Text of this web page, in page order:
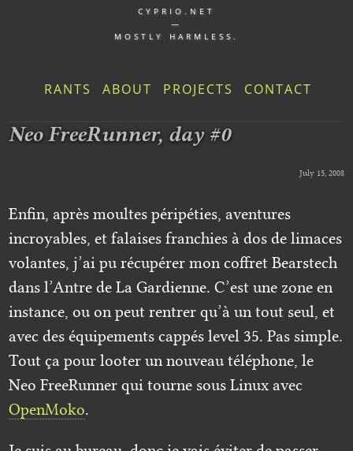
CYPRIO.NET
—
MOSTLY HARMLESS.
RANTS ABOUT PROJECTS CONTACT
Neo FreeRunner, day #0
July 15, 2008
Enfin, après moultes péripéties, aventures
incroyables, et falaises franchies à dos de limaces
volantes, j’ai pu récupérer mon coffret Bearstech
dans l’Antre de La Gardienne. C’est une zone en
instance, ou on peut rentrer qu’à un tout seul, et
avec des équipements cappés level 35. Pas simple.
Tout ça pour looter un nouveau téléphone, le
Neo FreeRunner qui tourne sous Linux avec
OpenMoko.